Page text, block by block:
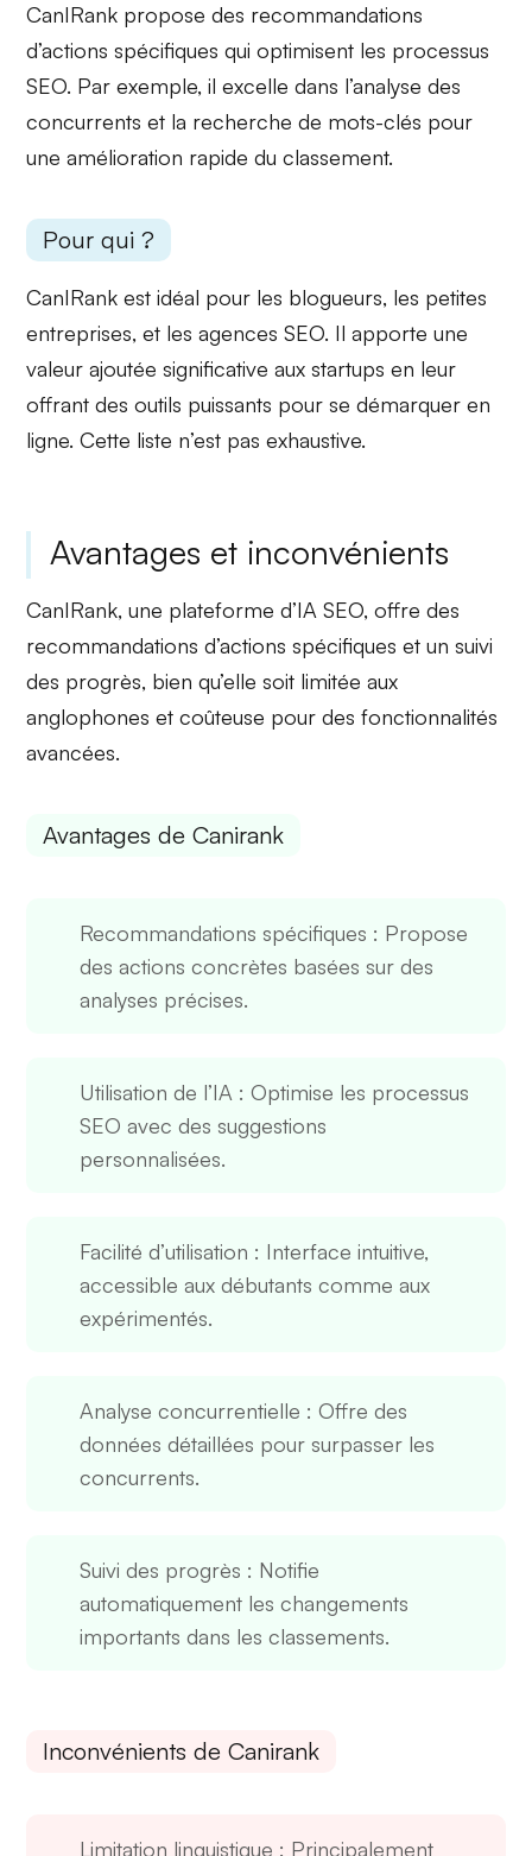
CanIRank propose des recommandations
d’actions spécifiques qui optimisent les processus
SEO. Par exemple, il excelle dans l’analyse des
concurrents et la recherche de mots-clés pour
une amélioration rapide du classement.
Pour qui ?
CanIRank est idéal pour les blogueurs, les petites
entreprises, et les agences SEO. Il apporte une
valeur ajoutée significative auxstartups en leur
offrant des outils puissants pour se démarquer en
ligne. Cette liste n’est pas exhaustive.
Avantages et inconvénients
CanIRank, une plateforme d’IA SEO, offre des
recommandations d’actions spécifiques et un suivi
des progrès, bien qu’elle soit limitée aux
anglophones et coûteuse pour des fonctionnalités
avancées.
Avantages de Canirank
Recommandations spécifiques : Propose
des actions concrètes basées sur des
analyses précises.
Utilisation de l’IA : Optimise les processus
SEO avec des suggestions
personnalisées.
Facilité d’utilisation : Interface intuitive,
accessible aux débutants comme aux
expérimentés.
Analyse concurrentielle : Offre des
données détaillées pour surpasser les
concurrents.
Suivi des progrès : Notifie
automatiquement les changements
importants dans les classements.
Inconvénients de Canirank
Limitation linguistique : Principalement